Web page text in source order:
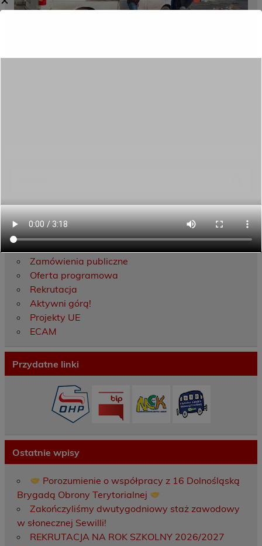
Menu
Dane kontaktowe
Zamówienia publiczne
Oferta programowa
Rekrutacja
Aktywni górą!
Projekty UE
ECAM
Przydatne linki
Ostatnie wpisy
Porozumienie o współpracy z 16 Dolnośląską
Brygadą Obrony Terytorialnej
Zakończyliśmy dwutygodniowy staż zawodowy
w słonecznej Sewilli!
REKRUTACJA NA ROK SZKOLNY 2026/2027